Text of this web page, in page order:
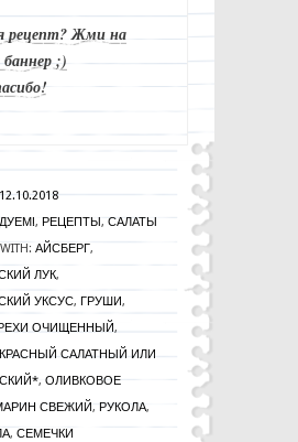
рецепт? Жми на
;)
, РЕЦЕПТЫ, САЛАТЫ
АЙСБЕРГ,
ЛУК,
УКСУС, ГРУШИ,
ОЧИЩЕННЫЙ,
САЛАТНЫЙ ИЛИ
, ОЛИВКОВОЕ
СВЕЖИЙ, РУКОЛА,
, СЕМЕЧКИ